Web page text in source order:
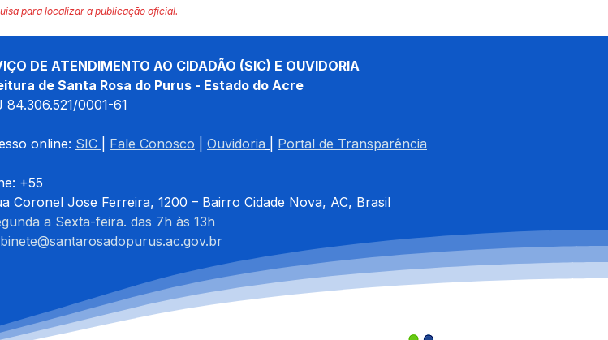
para localizar a publicação oficial.
DE ATENDIMENTO AO CIDADÃO (SIC) E OUVIDORIA
de Santa Rosa do Purus - Estado do Acre
84.306.521/0001-61
online: SIC Fale Conosco Ouvidoria Portal de Transparência
+55
Coronel Jose Ferreira, 1200 – Bairro Cidade Nova, AC, Brasil
a Sexta-feira. das 7h às 13h